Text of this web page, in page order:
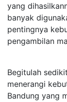
yang
banyak
pentingnya
pengambilan
Begitulah
menerangi
Bandung yang